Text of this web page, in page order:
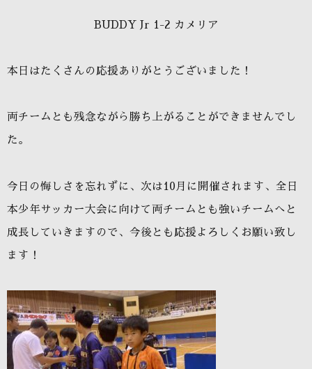
BUDDY Jr 1-2 カメリア
本日はたくさんの応援ありがとうございました！
両チームとも残念ながら勝ち上がることができませんでし
た。
今日の悔しさを忘れずに、次は10月に開催されます、全日
本少年サッカー大会に向けて両チームとも強いチームへと
成長していきますので、今後とも応援よろしくお願い致し
ます！